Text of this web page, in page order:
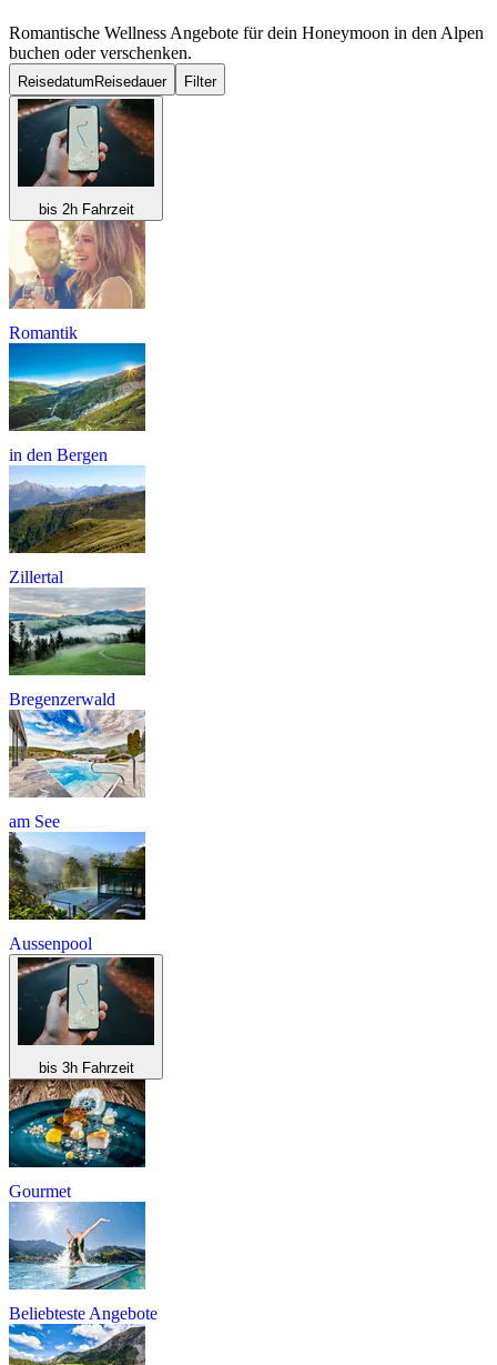
Romantische Wellness Angebote für dein Honeymoon in den Alpen
buchen oder verschenken.
Reisedatum Reisedauer Filter
bis 2h Fahrzeit
Romantik
in den Bergen
Zillertal
Bregenzerwald
am See
Aussenpool
bis 3h Fahrzeit
Gourmet
Beliebteste Angebote